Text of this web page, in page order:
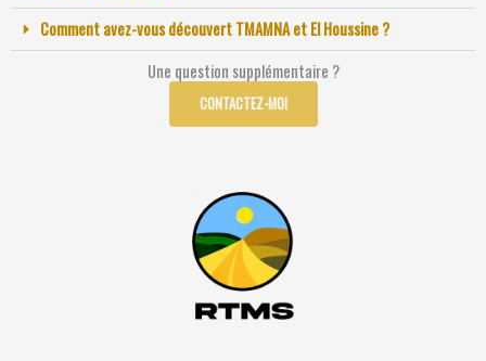
Comment avez-vous découvert TMAMNA et El Houssine ?
Une question supplémentaire ?
CONTACTEZ-MOI